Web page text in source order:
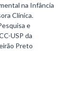
na Infância
Clínica.
e
USP da
Preto